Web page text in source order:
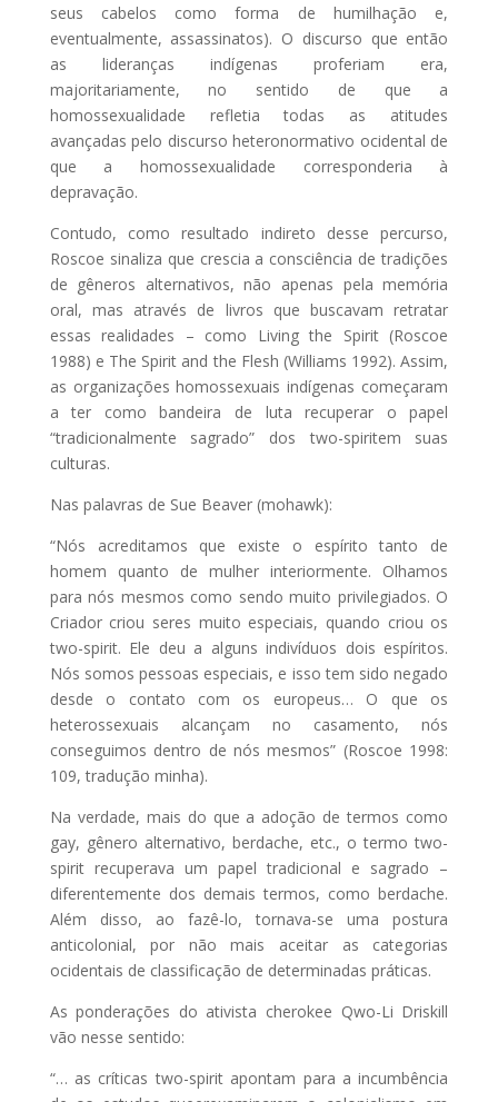
seus cabelos como forma de humilhação e,
eventualmente, assassinatos). O discurso que então
as lideranças indígenas proferiam era,
majoritariamente, no sentido de que a
homossexualidade refletia todas as atitudes
avançadas pelo discurso heteronormativo ocidental de
que a homossexualidade corresponderia à
depravação.
Contudo, como resultado indireto desse percurso,
Roscoe sinaliza que crescia a consciência de tradições
de gêneros alternativos, não apenas pela memória
oral, mas através de livros que buscavam retratar
essas realidades – como Living the Spirit (Roscoe
1988) e The Spirit and the Flesh (Williams 1992). Assim,
as organizações homossexuais indígenas começaram
a ter como bandeira de luta recuperar o papel
“tradicionalmente sagrado” dos two-spiritem suas
culturas.
Nas palavras de Sue Beaver (mohawk):
“Nós acreditamos que existe o espírito tanto de
homem quanto de mulher interiormente. Olhamos
para nós mesmos como sendo muito privilegiados. O
Criador criou seres muito especiais, quando criou os
two-spirit. Ele deu a alguns indivíduos dois espíritos.
Nós somos pessoas especiais, e isso tem sido negado
desde o contato com os europeus… O que os
heterossexuais alcançam no casamento, nós
conseguimos dentro de nós mesmos” (Roscoe 1998:
109, tradução minha).
Na verdade, mais do que a adoção de termos como
gay, gênero alternativo, berdache, etc., o termo two-
spirit recuperava um papel tradicional e sagrado –
diferentemente dos demais termos, como berdache.
Além disso, ao fazê-lo, tornava-se uma postura
anticolonial, por não mais aceitar as categorias
ocidentais de classificação de determinadas práticas.
As ponderações do ativista cherokee Qwo-Li Driskill
vão nesse sentido:
“… as críticas two-spirit apontam para a incumbência